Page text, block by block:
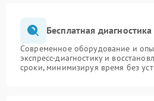
Бесплатная
Современное оборудование и
экспресс-диагностику и
сроки, минимизируя время без